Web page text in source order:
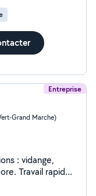
Entreprise
Grand Marche)
: vidange,
Travail rapide